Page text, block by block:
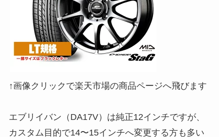
↑画像クリックで楽天市場の商品ページへ飛びます
エブリイバン（DA17V）は純正12インチですが、
カスタム目的で14〜15インチへ変更する方も多い